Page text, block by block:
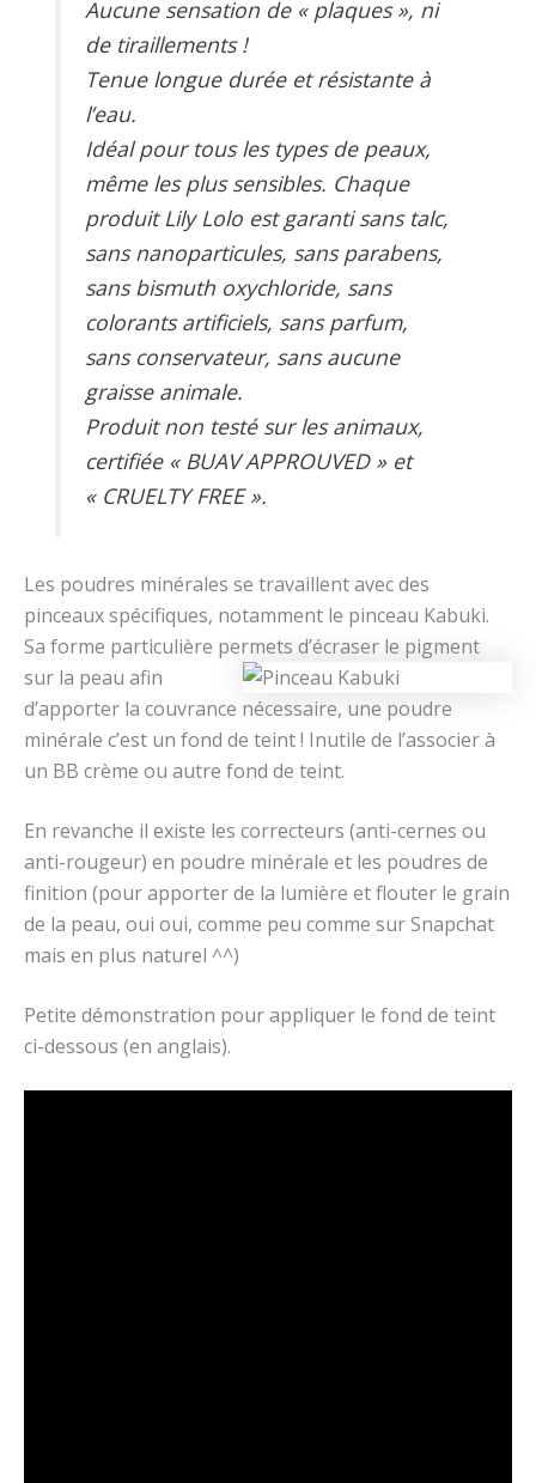
Aucune sensation de « plaques », ni
de tiraillements !
Tenue longue durée et résistante à
l’eau.
Idéal pour tous les types de peaux,
même les plus sensibles. Chaque
produit Lily Lolo est garanti sans talc,
sans nanoparticules, sans parabens,
sans bismuth oxychloride, sans
colorants artificiels, sans parfum,
sans conservateur, sans aucune
graisse animale.
Produit non testé sur les animaux,
certifiée « BUAV APPROUVED » et
« CRUELTY FREE ».
Les poudres minérales se travaillent avec des
pinceaux spécifiques, notamment le pinceau Kabuki.
Sa forme particulière permets d’écraser le pigment
sur la peau afin
d’apporter la couvrance nécessaire, une poudre
minérale c’est un fond de teint ! Inutile de l’associer à
un BB crème ou autre fond de teint.
En revanche il existe les correcteurs (anti-cernes ou
anti-rougeur) en poudre minérale et les poudres de
finition (pour apporter de la lumière et flouter le grain
de la peau, oui oui, comme peu comme sur Snapchat
mais en plus naturel ^^)
Petite démonstration pour appliquer le fond de teint
ci-dessous (en anglais).